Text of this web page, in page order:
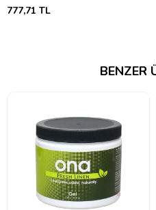
777,71 TL
BENZER